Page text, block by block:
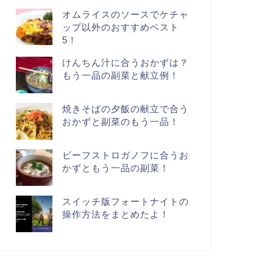
オムライスのソースでケチャ
ップ以外のおすすめベスト
5！
けんちん汁に合うおかずは？
もう一品の副菜と献立例！
焼きそばの夕飯の献立で合う
おかずと副菜のもう一品！
ビーフストロガノフに合うお
かずともう一品の副菜！
スイッチ版フォートナイトの
操作方法をまとめたよ！